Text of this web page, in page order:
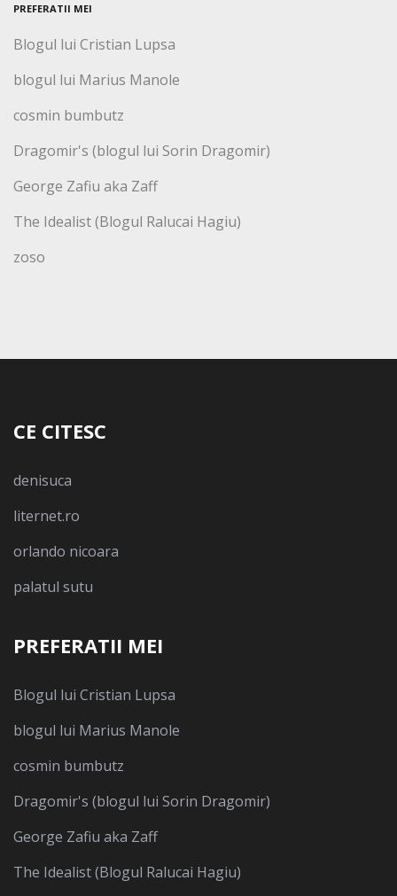
PREFERATII MEI
Blogul lui Cristian Lupsa
blogul lui Marius Manole
cosmin bumbutz
Dragomir's (blogul lui Sorin Dragomir)
George Zafiu aka Zaff
The Idealist (Blogul Ralucai Hagiu)
zoso
CE CITESC
denisuca
liternet.ro
orlando nicoara
palatul sutu
PREFERATII MEI
Blogul lui Cristian Lupsa
blogul lui Marius Manole
cosmin bumbutz
Dragomir's (blogul lui Sorin Dragomir)
George Zafiu aka Zaff
The Idealist (Blogul Ralucai Hagiu)